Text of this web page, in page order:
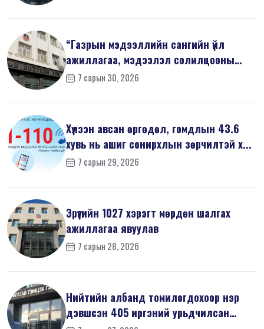
“Газрын мэдээллийн сангийн үйл
ажиллагаа, мэдээлэл солилцооны
журам”-...
7 сарын 30, 2026
Хүлээн авсан өргөдөл, гомдлын 43.6
хувь нь ашиг сонирхлын зөрчилтэй х...
7 сарын 29, 2026
Эрүүгийн 1027 хэрэгт мөрдөн шалгах
ажиллагаа явуулав
7 сарын 28, 2026
Нийтийн албанд томилогдохоор нэр
дэвшсэн 405 иргэний урьдчилсан